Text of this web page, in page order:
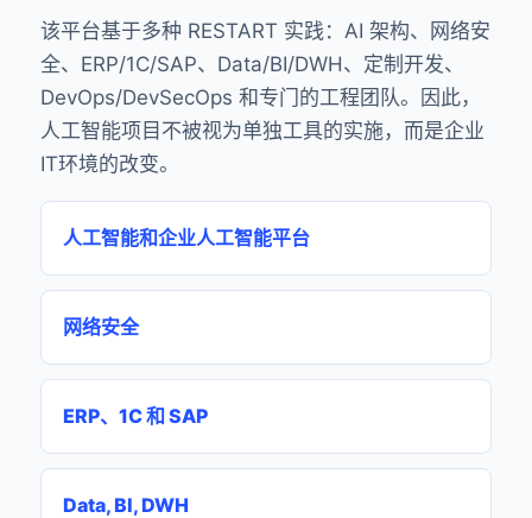
该平台基于多种 RESTART 实践：AI 架构、网络安
全、ERP/1C/SAP、Data/BI/DWH、定制开发、
DevOps/DevSecOps 和专门的工程团队。因此，
人工智能项目不被视为单独工具的实施，而是企业
IT环境的改变。
人工智能和企业人工智能平台
网络安全
ERP、1C 和 SAP
Data, BI, DWH